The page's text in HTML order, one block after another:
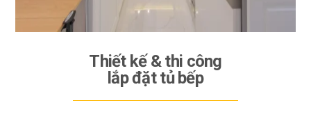
Thiết kế & thi công
lắp đặt tủ bếp